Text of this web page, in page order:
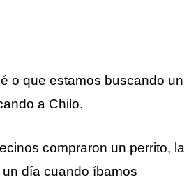
o que estamos buscando un
a Chilo.
compraron un perrito, la
día cuando íbamos